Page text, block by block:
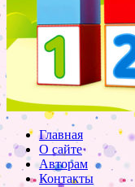
Главная
О сайте
Авторам
Контакты